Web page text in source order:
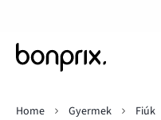
Home
Gyermek Fiúk